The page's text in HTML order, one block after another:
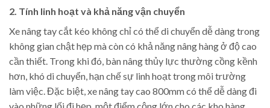
2. Tính linh hoạt và khả năng vận chuyển
Xe nâng tay cắt kéo không chỉ có thể di chuyển dễ dàng trong
không gian chật hẹp mà còn có khả năng nâng hàng ở độ cao
cần thiết. Trong khi đó, bàn nâng thủy lực thường cồng kềnh
hơn, khó di chuyển, hạn chế sự linh hoạt trong môi trường
làm việc. Đặc biệt, xe nâng tay cao 800mm có thể dễ dàng đi